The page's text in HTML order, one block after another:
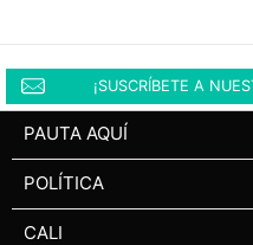
¡SUSCRÍBETE A
PAUTA AQUÍ
POLÍTICA
CALI